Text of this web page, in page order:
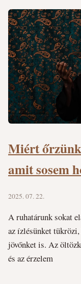
Miért
amit sosem
2025. 07. 22.
A ruhatárunk sokat
az ízlésünket
jövőnket is. Az
és az érzelem